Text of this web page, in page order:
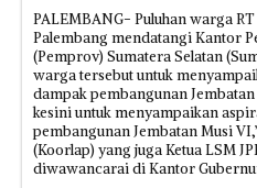
PALEMBANG- Puluhan warga RT
Palembang mendatangi Kantor
(Pemprov) Sumatera Selatan
warga tersebut untuk
dampak pembangunan
kesini untuk menyampaikan
pembangunan Jembatan Musi
(Koorlap) yang juga Ketua LSM
diwawancarai di Kantor